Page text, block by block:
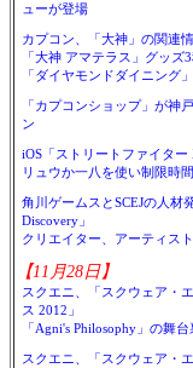
ューが登場
カプコン、「大神」の関連
「大神 アマテラス」グッズ
「ダイヤモンドダイニング
「カプコンショップ」が神
ン
iOS「ストリートファイタ
リュウか一八を使い制限時
角川ゲームスとSCEJの人材
Discovery」
クリエイター、アーティス
【11月28日】
スクエニ、「スクウェア・
ス 2012」
「Agni's Philosophy」の舞
スクエニ、「スクウェア・